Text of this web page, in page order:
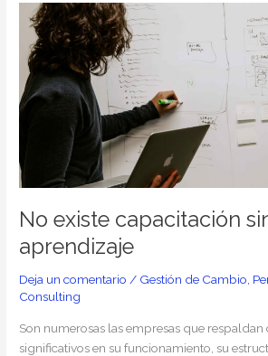
No existe capacitación
aprendizaje
Deja un comentario / Gestión de Cambio
Consulting
Son numerosas las empresas que
significativos en su funcionamiento, su
No
existe
capacitación
sin
aprendizaje